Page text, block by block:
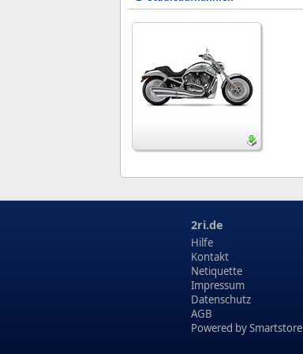
2ri.de
Hilfe
Kontakt
Netiquette
Impressum
Datenschutz
AGB
Powered bySmartstore